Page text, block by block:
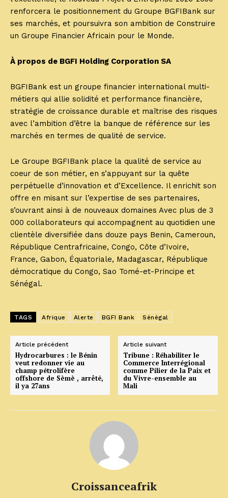
renforcera le positionnement du Groupe BGFIBank sur
ses marchés, et poursuivra son ambition de Construire
un Groupe Financier Africain pour le Monde.
À propos de BGFI Holding Corporation SA
BGFIBank est un groupe financier international multi-
métiers qui allie solidité et performance financière,
stratégie de croissance durable et maîtrise des risques
avec l’ambition d’être la banque de référence sur les
marchés en termes de qualité de service.
Le Groupe BGFIBank place la qualité de service au
coeur de son métier, en s’appuyant sur la quête
perpétuelle d’innovation et d’Excellence. Il enrichit son
offre en misant sur l’expertise de ses partenaires,
s’ouvrant ainsi à de nouveaux domaines Avec plus de 3
000 collaborateurs qui accompagnent au quotidien une
clientèle diversifiée dans douze pays Benin, Cameroun,
République Centrafricaine, Congo, Côte d’Ivoire,
France, Gabon, Équatoriale, Madagascar, République
démocratique du Congo, Sao Tomé-et-Principe et
Sénégal.
TAGS Afrique Alerte BGFI Bank Sénégal
Article précédent
Hydrocarbures : le Bénin
veut redonner vie au
champ pétrolifère
offshore de Sèmè , arrêté,
il ya 27ans
Article suivant
Tribune : Réhabiliter le
Commerce Interrégional
comme Pilier de la Paix et
du Vivre-ensemble au
Mali
Croissanceafrik